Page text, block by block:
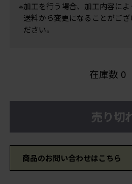
※加工を行う場合、加工内容に
送料から変更になることがござ
ださい。
在庫数 0
売り切
商品のお問い合わせはこちら